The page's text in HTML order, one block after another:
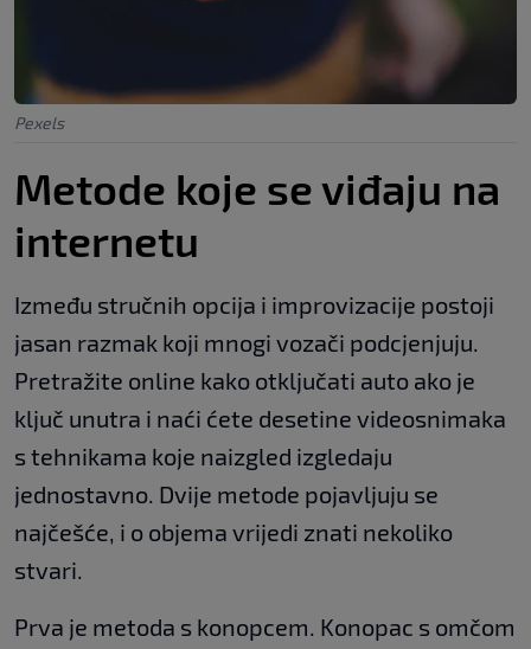
Pexels
Metode koje se viđaju na
internetu
Između stručnih opcija i improvizacije postoji
jasan razmak koji mnogi vozači podcjenjuju.
Pretražite online kako otključati auto ako je
ključ unutra i naći ćete desetine videosnimaka
s tehnikama koje naizgled izgledaju
jednostavno. Dvije metode pojavljuju se
najčešće, i o objema vrijedi znati nekoliko
stvari.
Prva je metoda s konopcem. Konopac s omčom